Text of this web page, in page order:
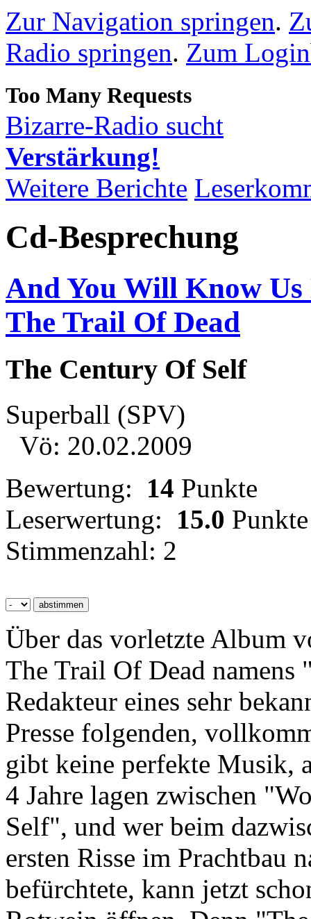
Zur Navigation springen.
Radio springen. Zum
Bizarre-Radio sucht
Verstärkung!
Weitere Berichte
Cd-Besprechung
And You Will Know Us
The Trail Of Dead
The Century Of Self
Superball (SPV)
Vö: 20.02.2009
Bewertung: 14 Punkte
Leserwertung: 15.0 Punkte
Stimmenzahl: 2
Über das vorletzte Album
The Trail Of Dead
Redakteur eines sehr
Presse folgenden,
gibt keine perfekte Musik,
4 Jahre lagen zwischen
Self", und wer beim
ersten Risse im Prachtbau
befürchtete, kann jetzt